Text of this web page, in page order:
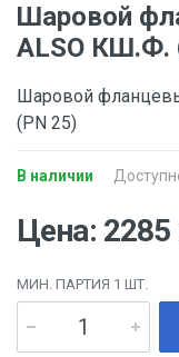
Шаровой
ALSO КШ.Ф.
Шаровой
(PN 25)
В наличии
Цена: 2285
МИН. ПАРТИЯ 1 ШТ.